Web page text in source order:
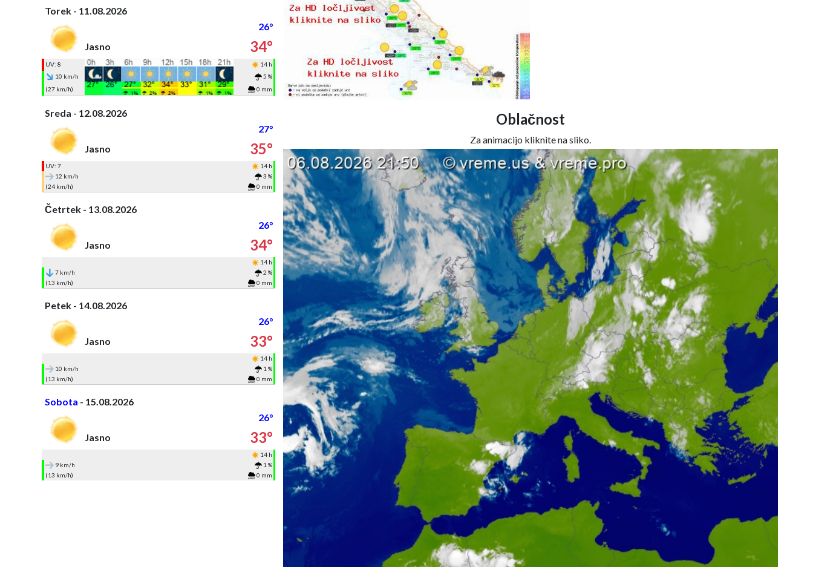
Torek - 11.08.2026
26°
Jasno
34°
UV: 8
14 h
10 km/h
5 %
(27 km/h)
0 mm
Sreda - 12.08.2026
27°
Jasno
35°
UV: 7
14 h
12 km/h
3 %
(24 km/h)
0 mm
Četrtek - 13.08.2026
26°
Jasno
34°
14 h
7 km/h
2 %
(13 km/h)
0 mm
Petek - 14.08.2026
26°
Jasno
33°
14 h
10 km/h
1 %
(13 km/h)
0 mm
Sobota - 15.08.2026
26°
Jasno
33°
14 h
9 km/h
1 %
(13 km/h)
0 mm
Oblačnost
Za animacijo kliknite na sliko.